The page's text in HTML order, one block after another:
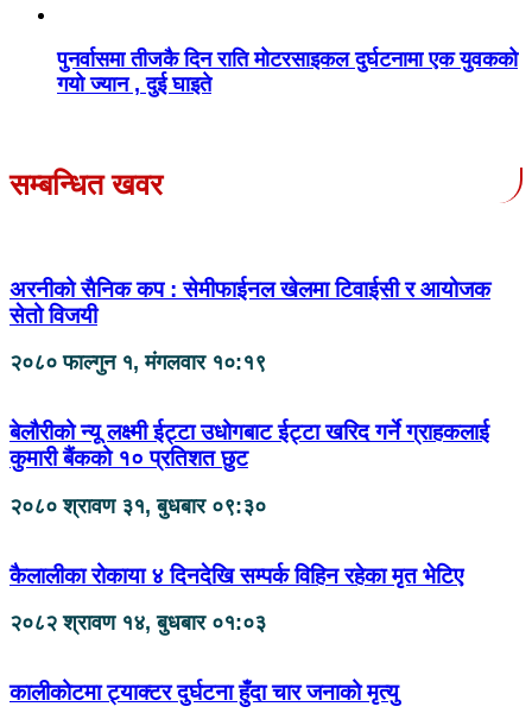
पुनर्वासमा तीजकै दिन राति मोटरसाइकल दुर्घटनामा एक युवकको
गयो ज्यान , दुई घाइते
सम्बन्धित खवर
अरनीको सैनिक कप : सेमीफाईनल खेलमा टिवाईसी र आयोजक
सेतो विजयी
२०८० फाल्गुन १, मंगलवार १०:१९
बेलौरीको न्यू लक्ष्मी ईट्टा उधोगबाट ईट्टा खरिद गर्ने ग्राहकलाई
कुमारी बैंकको १० प्रतिशत छुट
२०८० श्रावण ३१, बुधबार ०९:३०
कैलालीका रोकाया ४ दिनदेखि सम्पर्क विहिन रहेका मृत भेटिए
२०८२ श्रावण १४, बुधबार ०१:०३
कालीकोटमा ट्याक्टर दुर्घटना हुँदा चार जनाको मृत्यु